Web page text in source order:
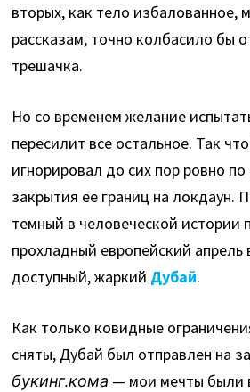
вторых, как тело избалованное,
рассказам, точно колбасило бы
трешачка.
Но со временем желание
пересилит все остальное. Так
игнорировал до сих пор ровно
закрытия ее границ на локдаун.
темный в человеческой истории
прохладный европейский
доступный, жаркий Дубай.
Как только ковидные
сняты, Дубай был отправлен на
букинг.кома — мои мечты были